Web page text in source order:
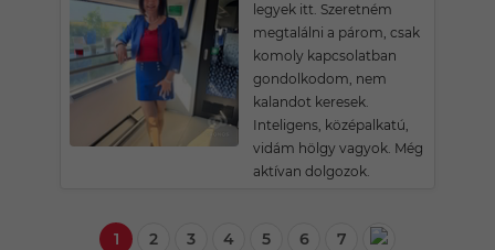
legyek itt. Szeretném
megtalálni a párom, csak
komoly kapcsolatban
gondolkodom, nem
kalandot keresek.
Inteligens, középalkatú,
vidám hölgy vagyok. Még
aktívan dolgozok.
1 2 3 4 5 6 7